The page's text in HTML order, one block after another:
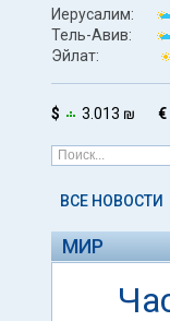
Иерусалим:
Тель-Авив:
Эйлат:
$ 3.013 ₪ €
ВСЕ НОВОСТИ
МИР